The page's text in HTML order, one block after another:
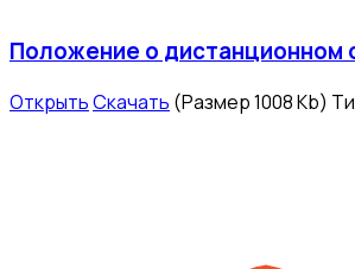
Положение о дистанционном
ОткрытьСкачать (Размер 1008 Kb)